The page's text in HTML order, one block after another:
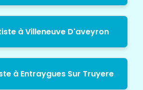
à Villeneuve D'aveyron
à Entraygues Sur Truyere